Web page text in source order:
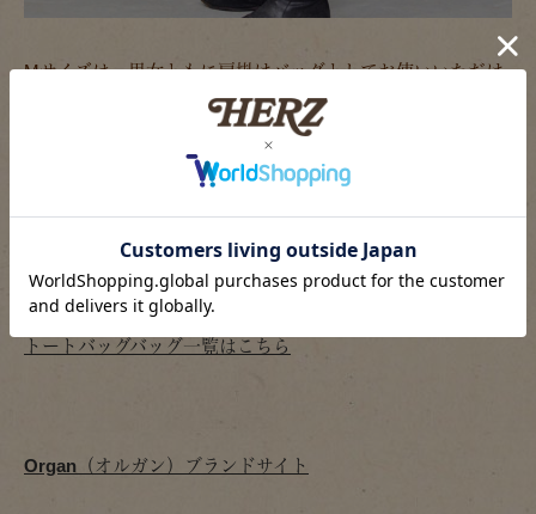
Mサイズは、男女ともに肩掛けバッグとしてお使いいただけ
新作アイテム一覧はこちら
トートバッグバッグ一覧はこちら
Organ（オルガン）ブランドサイト